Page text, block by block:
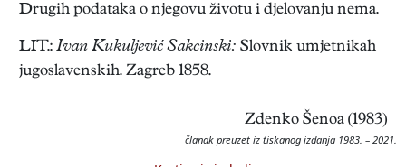
Drugih podataka o njegovu životu i djelovanju nema.
LIT.: Ivan Kukuljević Sakcinski: Slovnik umjetnikah
jugoslavenskih. Zagreb 1858.
Zdenko Šenoa (1983)
članak preuzet iz tiskanog izdanja 1983. – 2021.